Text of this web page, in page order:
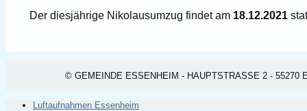
Der diesjährige Nikolausumzug findet am 18.12.2021
© GEMEINDE ESSENHEIM - HAUPTSTRASSE 2 - 55270
Luftaufnahmen Essenheim